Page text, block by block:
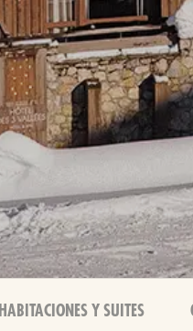
HABITACIONES Y SUITES